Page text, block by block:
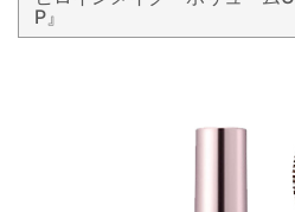
P』